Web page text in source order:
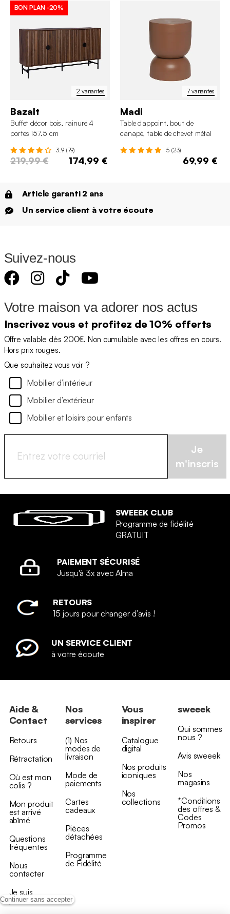
Continuer sans accepter
2 variantes
BON PLAN -20%
Bazalt
Buffet décor bois, rainuré 4
portes 157.5 cm
3.9 (79)
219,99 € 174,99 €
7 variantes
Madi
Table d'appoint, bout de
canapé, table de chevet métal
5 (23)
69,99 €
Article garanti 2 ans
Un service client à votre écoute
Suivez-nous
Votre maison va adorer nos actus
Inscrivez vous et profitez de 10% offerts
Offre valable dès 200€. Non cumulable avec les offres en cours.
Hors prix rouges.
Que souhaitez vous voir ?
Mobilier d’intérieur
Mobilier d’extérieur
Mobilier et loisirs pour enfants
Je
m'inscris
SWEEEK CLUB
Programme de fidélité
GRATUIT
PAIEMENT SÉCURISÉ
Jusqu'à 3x avec Alma
RETOURS
15 jours pour changer d’avis !
UN SERVICE CLIENT
à votre écoute
Aide &
Contact
Retours
Rétractation
Où est mon
colis ?
Mon produit
est arrivé
abîmé
Questions
fréquentes
Nous
contacter
Je suis
professionnel
Nos
services
(1) Nos
modes de
livraison
Mode de
paiements
Cartes
cadeaux
Pièces
détachées
Programme
de Fidélité
Vous
inspirer
Catalogue
digital
Nos produits
iconiques
Nos
collections
sweeek
Qui sommes
nous ?
Avis sweeek
Nos
magasins
*Conditions
des offres &
Codes
Promos